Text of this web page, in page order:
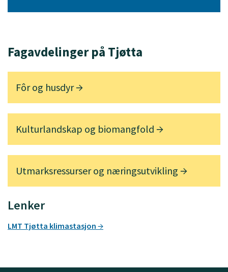
Fagavdelinger på Tjøtta
Fôr og husdyr
Kulturlandskap og biomangfold
Utmarksressurser og næringsutvikling
Lenker
LMT Tjøtta klimastasjon